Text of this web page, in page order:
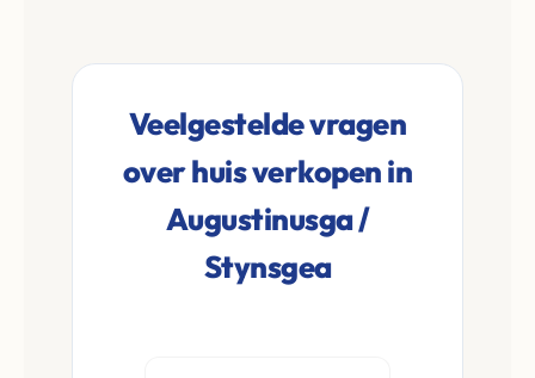
Veelgestelde vragen
over huis verkopen in
Augustinusga /
Stynsgea